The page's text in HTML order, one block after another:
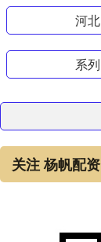
河北
系列
关注 杨帆配资